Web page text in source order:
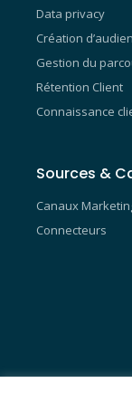
Data privacy
Création
Gestion du
Rétention Client
Connaissance
Sources &
Canaux
Connecteurs